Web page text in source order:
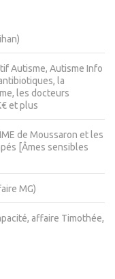
Autisme, Autisme Info
la
les docteurs
et plus
de Moussaron et les
[Âmes sensibles
MG)
affaire Timothée,